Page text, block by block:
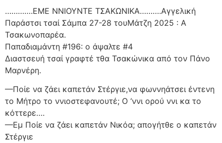
………….ΕΜΕ ΝΝΙΟΥΝΤΕ ΤΣΑΚΩΝΙΚΑ……….Αγγελική
Παράστσι τσαί Σάμπα 27-28 τουΜάτζη 2025 : Α
Τσακωνοπαρέα.
Παπαδιαμάντη #196: ο άψαλτε #4
Διαστσευή τσαί γραφτέ τθα Τσακώνικα από τον Πάνο
Μαρνέρη.
—Ποίε να ζάει καπετάν Στέργιε,να φωννηάτσει έντενη
το Μήτρο το ννιοστεφανουτέ; Ο ‘ννι ορού ννι κα το
κόττερε….
—Εμ Ποίε να ζάει καπετάν Νικόα; απογήτθε ο καπετάν
Στέργιε